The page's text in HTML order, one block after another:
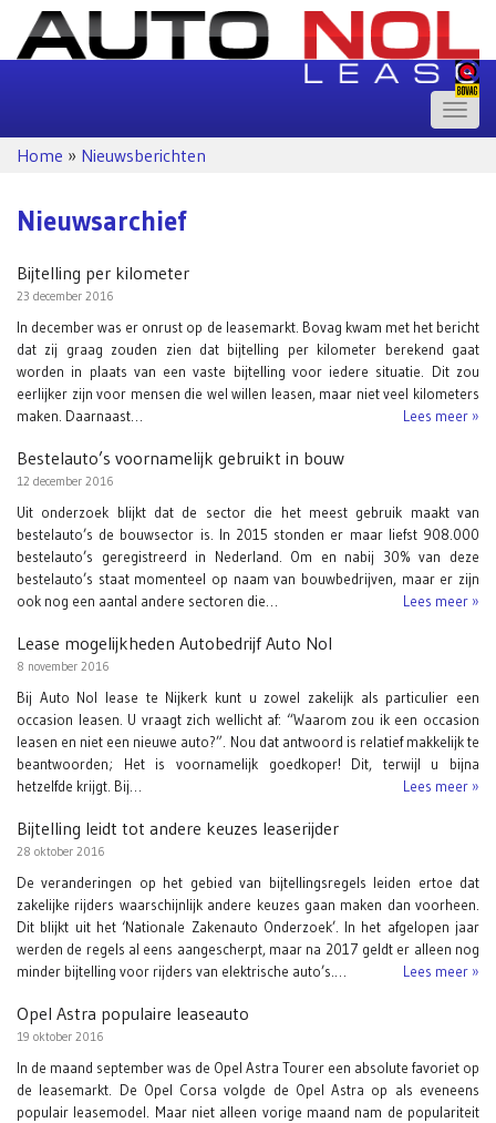
Toggle
Home » Nieuwsberichten
Nieuwsarchief
Bijtelling per kilometer
23 december 2016
In december was er onrust op de leasemarkt. Bovag kwam met het bericht
dat zij graag zouden zien dat bijtelling per kilometer berekend gaat
worden in plaats van een vaste bijtelling voor iedere situatie. Dit zou
eerlijker zijn voor mensen die wel willen leasen, maar niet veel kilometers
maken. Daarnaast…
Lees meer »
Bestelauto’s voornamelijk gebruikt in bouw
12 december 2016
Uit onderzoek blijkt dat de sector die het meest gebruik maakt van
bestelauto’s de bouwsector is. In 2015 stonden er maar liefst 908.000
bestelauto’s geregistreerd in Nederland. Om en nabij 30% van deze
bestelauto’s staat momenteel op naam van bouwbedrijven, maar er zijn
ook nog een aantal andere sectoren die…
Lees meer »
Lease mogelijkheden Autobedrijf Auto Nol
8 november 2016
Bij Auto Nol lease te Nijkerk kunt u zowel zakelijk als particulier een
occasion leasen. U vraagt zich wellicht af: “Waarom zou ik een occasion
leasen en niet een nieuwe auto?”. Nou dat antwoord is relatief makkelijk te
beantwoorden; Het is voornamelijk goedkoper! Dit, terwijl u bijna
hetzelfde krijgt. Bij…
Lees meer »
Bijtelling leidt tot andere keuzes leaserijder
28 oktober 2016
De veranderingen op het gebied van bijtellingsregels leiden ertoe dat
zakelijke rijders waarschijnlijk andere keuzes gaan maken dan voorheen.
Dit blijkt uit het ‘Nationale Zakenauto Onderzoek’. In het afgelopen jaar
werden de regels al eens aangescherpt, maar na 2017 geldt er alleen nog
minder bijtelling voor rijders van elektrische auto’s.…
Lees meer »
Opel Astra populaire leaseauto
19 oktober 2016
In de maand september was de Opel Astra Tourer een absolute favoriet op
de leasemarkt. De Opel Corsa volgde de Opel Astra op als eveneens
populair leasemodel. Maar niet alleen vorige maand nam de populariteit